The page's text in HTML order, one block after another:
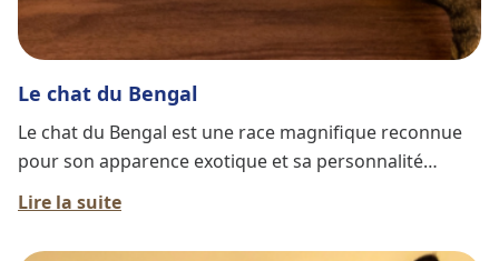
capacité à s'entendre avec les enfants et d'autres
animaux domestiques en fait un choix idéal pour les
Le chat du Bengal
Le chat du Bengal est une race magnifique reconnue
pour son apparence exotique et sa personnalité
dynamique. Voici un aperçu de son histoire, de ses
caractéristiques et de ses besoins spécifiques.
L’histoire du chat du Bengal est aussi captivante que la
Lire la suite